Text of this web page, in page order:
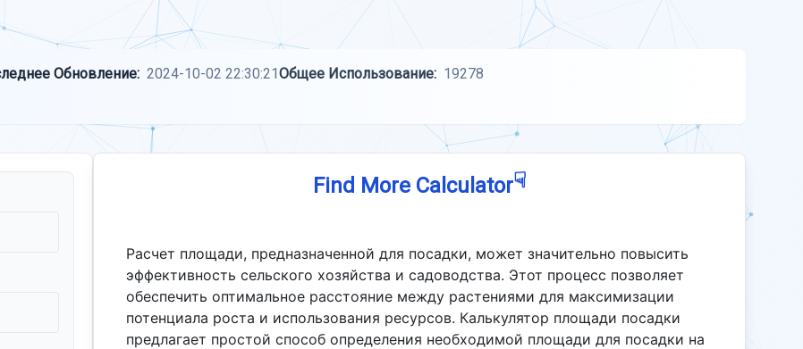
Обновление: 2024-10-02 22:30:21Общее Использование: 19278
Find More Calculator☟
Расчет площади, предназначенной для посадки, может значительно повысить
эффективность сельского хозяйства и садоводства. Этот процесс позволяет
обеспечить оптимальное расстояние между растениями для максимизации
потенциала роста и использования ресурсов. Калькулятор площади посадки
предлагает простой способ определения необходимой площади для посадки на